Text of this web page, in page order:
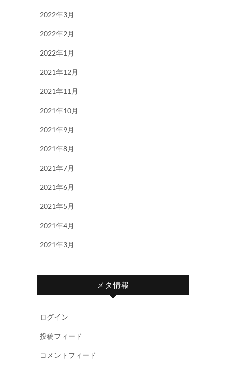
2022年3月
2022年2月
2022年1月
2021年12月
2021年11月
2021年10月
2021年9月
2021年8月
2021年7月
2021年6月
2021年5月
2021年4月
2021年3月
メタ情報
ログイン
投稿フィード
コメントフィード